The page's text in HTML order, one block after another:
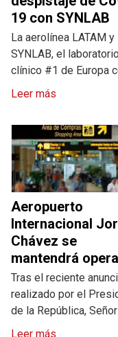
19 con SYNLAB
La aerolínea LATAM y
SYNLAB, el laboratorio
clínico #1 de Europa
Leer más
Aeropuerto
Internacional
Chávez se
mantendrá
Tras el reciente
realizado por el
de la República, Señor
Leer más